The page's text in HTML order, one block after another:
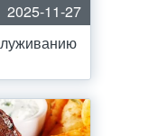
2025-11-27